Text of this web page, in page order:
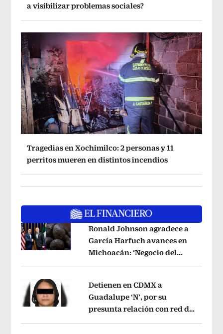
a visibilizar problemas sociales?
Tragedias en Xochimilco: 2 personas y 11
perritos mueren en distintos incendios
Opens in new window
Ronald Johnson agradece a
García Harfuch avances en
Michoacán: ‘Negocio del
Opens in new window
Detienen en CDMX a
Guadalupe ‘N’, por su
presunta relación con red de